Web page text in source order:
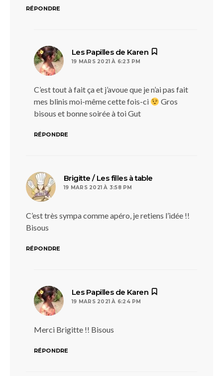
RÉPONDRE
Les Papilles de Karen
19 MARS 2021 À 6:23 PM
C’est tout à fait ça et j’avoue que je n’ai pas fait
mes blinis moi-même cette fois-ci
Gros
bisous et bonne soirée à toi Gut
RÉPONDRE
Brigitte / Les filles à table
19 MARS 2021 À 3:58 PM
C’est très sympa comme apéro, je retiens l’idée !!
Bisous
RÉPONDRE
Les Papilles de Karen
19 MARS 2021 À 6:24 PM
Merci Brigitte !! Bisous
RÉPONDRE